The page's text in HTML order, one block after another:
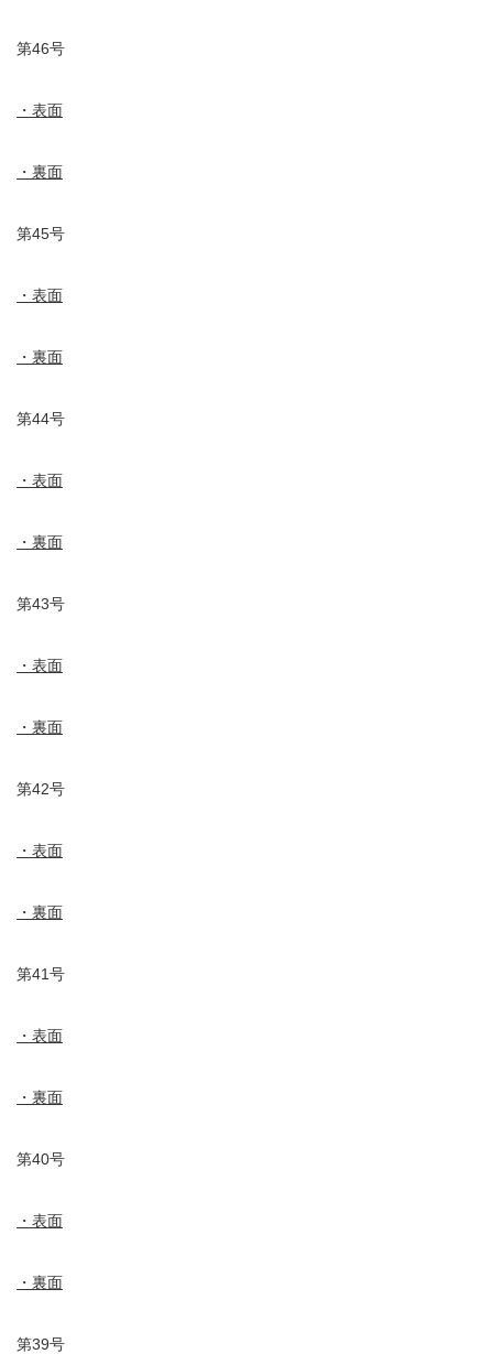
第46号
・表面
・裏面
第45号
・表面
・裏面
第44号
・表面
・裏面
第43号
・表面
・裏面
第42号
・表面
・裏面
第41号
・表面
・裏面
第40号
・表面
・裏面
第39号